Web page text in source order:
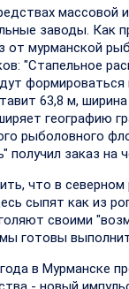
массовой
заводы. Как
от мурманской
"Стапельное
63,8 м,
географию
рыболовного
получил заказ на
что в северном
сыпят как из
своими
готовы
в Мурманске